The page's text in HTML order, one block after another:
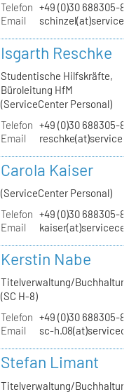
Telefon +49 (0)30 688305-
Email
Isgarth Reschke
Studentische Hilfskräfte,
Büroleitung HfM
(ServiceCenter Personal)
Telefon +49 (0)30 688305-
Email
Carola Kaiser
(ServiceCenter Personal)
Telefon +49 (0)30 688305-
Email
Kerstin Nabe
Titelverwaltung/
(SC H-8)
Telefon +49 (0)30 688305-
Email
sc-
Stefan Limant
Titelverwaltung/